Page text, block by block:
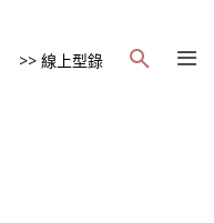
>> 線上型錄